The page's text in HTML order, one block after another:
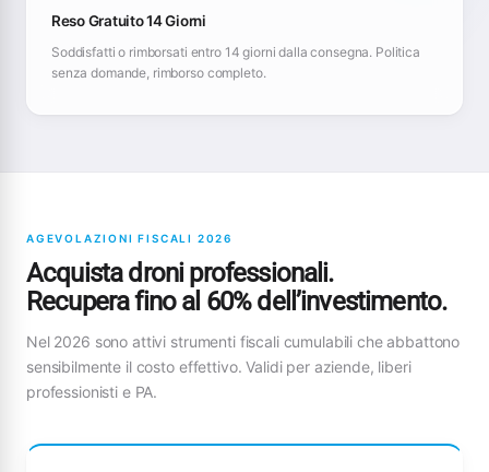
Reso Gratuito 14 Giorni
Soddisfatti o rimborsati entro 14 giorni dalla consegna. Politica
senza domande, rimborso completo.
AGEVOLAZIONI FISCALI 2026
Acquista droni professionali.
Recupera fino al 60% dell’investimento.
Nel 2026 sono attivi strumenti fiscali cumulabili che abbattono
sensibilmente il costo effettivo. Validi per aziende, liberi
professionisti e PA.